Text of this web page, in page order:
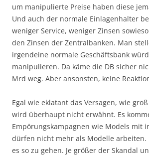
um manipulierte Preise haben diese
Und auch der normale Einlagenhalter
weniger Service, weniger Zinsen
den Zinsen der Zentralbanken. Man
irgendeine normale Geschäftsbank
manipulieren. Da käme die DB sicher
Mrd weg. Aber ansonsten, keine
Egal wie eklatant das Versagen, wie
wird überhaupt nicht erwähnt. Es
Empörungskampagnen wie Models mit
dürfen nicht mehr als Modelle arbeiten.
es so zu gehen. Je größer der Skandal